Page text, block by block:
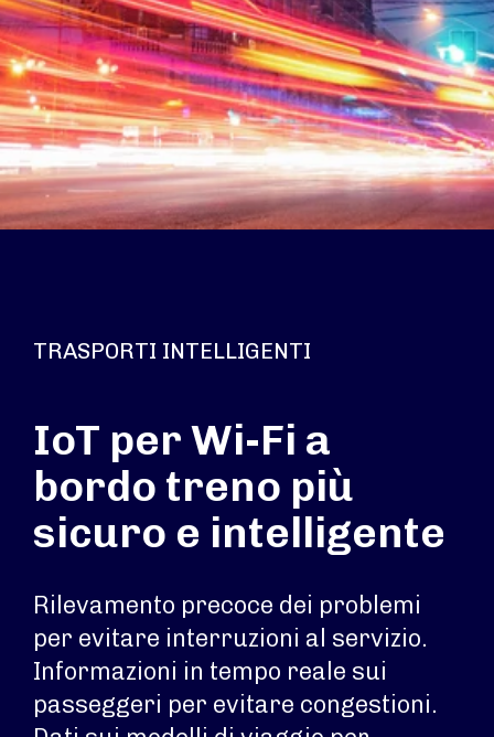
TRASPORTI INTELLIGENTI
IoT per Wi-Fi a
bordo treno più
sicuro e intelligente
Rilevamento precoce dei problemi
per evitare interruzioni al servizio.
Informazioni in tempo reale sui
passeggeri per evitare congestioni.